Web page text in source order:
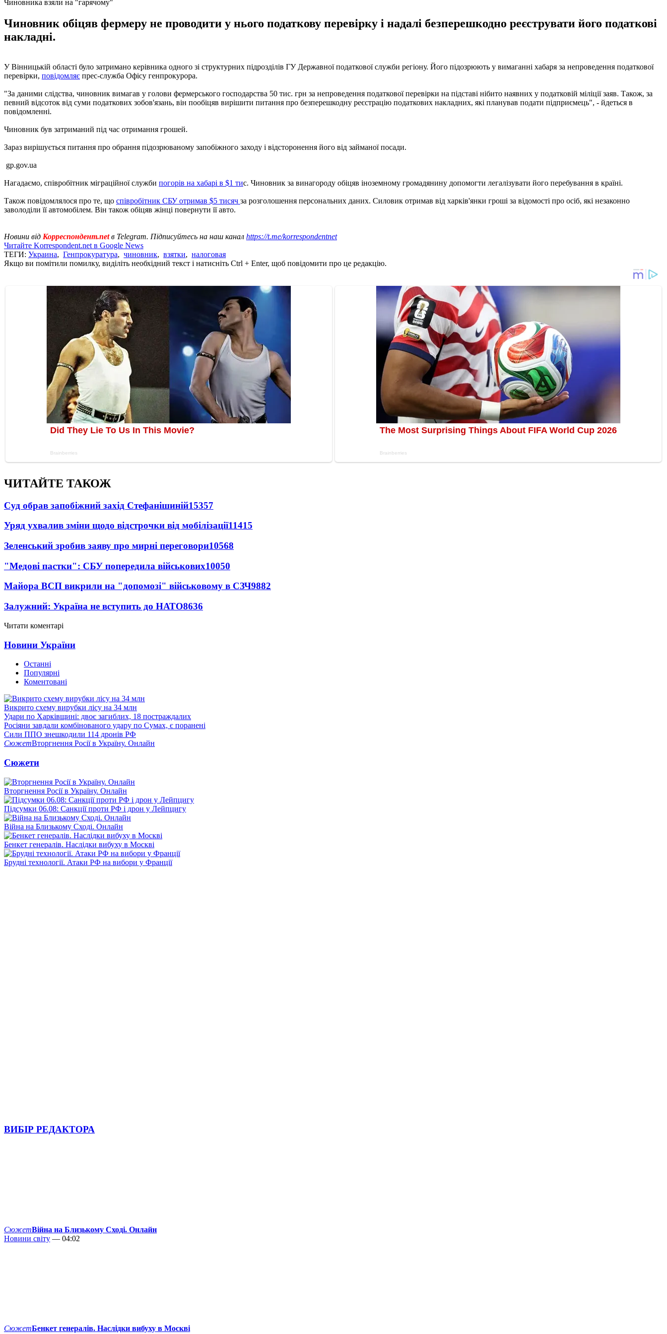
Чиновника взяли на "гарячому"
Чиновник обіцяв фермеру не проводити у нього податкову перевірку і надалі безперешкодно реєструвати його податкові
накладні.
У Вінницькій області було затримано керівника одного зі структурних підрозділів ГУ Державної податкової служби регіону. Його підозрюють у вимаганні хабаря за непроведення податкової
перевірки, повідомляє прес-служба Офісу генпрокурора.
"За даними слідства, чиновник вимагав у голови фермерського господарства 50 тис. грн за непроведення податкової перевірки на підставі нібито наявних у податковій міліції заяв. Також, за
певний відсоток від суми податкових зобов'язань, він пообіцяв вирішити питання про безперешкодну реєстрацію податкових накладних, які планував подати підприємець", - йдеться в
повідомленні.
Чиновник був затриманий під час отримання грошей.
Зараз вирішується питання про обрання підозрюваному запобіжного заходу і відсторонення його від займаної посади.
gp.gov.ua
Нагадаємо, співробітник міграційної служби погорів на хабарі в $1 тис. Чиновник за винагороду обіцяв іноземному громадянину допомогти легалізувати його перебування в країні.
Також повідомлялося про те, що співробітник СБУ отримав $5 тисяч за розголошення персональних даних. Силовик отримав від харків'янки гроші за відомості про осіб, які незаконно
заволоділи її автомобілем. Він також обіцяв жінці повернути її авто.
Новини від Корреспондент.netв Telegram. Підписуйтесь на наш канал https://t.me/korrespondentnet
Читайте Korrespondent.net в Google News
ТЕГИ: Украина, Генпрокуратура, чиновник, взятки, налоговая
Якщо ви помітили помилку, виділіть необхідний текст і натисніть Ctrl + Enter, щоб повідомити про це редакцію.
ЧИТАЙТЕ ТАКОЖ
Суд обрав запобіжний захід Стефанішиній15357
Уряд ухвалив зміни щодо відстрочки від мобілізації11415
Зеленський зробив заяву про мирні переговори10568
"Медові пастки": СБУ попередила військових10050
Майора ВСП викрили на "допомозі" військовому в СЗЧ9882
Залужний: Україна не вступить до НАТО8636
Читати коментарі
Новини України
Останні
Популярні
Коментовані
Викрито схему вирубки лісу на 34 млн
Удари по Харківщині: двоє загиблих, 18 постраждалих
Росіяни завдали комбінованого удару по Сумах, є поранені
Сили ППО знешкодили 114 дронів РФ
СюжетВторгнення Росії в Україну. Онлайн
Сюжети
Вторгнення Росії в Україну. Онлайн
Підсумки 06.08: Санкції проти РФ і дрон у Лейпцигу
Війна на Близькому Сході. Онлайн
Бенкет генералів. Наслідки вибуху в Москві
Брудні технології. Атаки РФ на вибори у Франції
ВИБІР РЕДАКТОРА
СюжетВійна на Близькому Сході. Онлайн
Новини світу — 04:02
СюжетБенкет генералів. Наслідки вибуху в Москві